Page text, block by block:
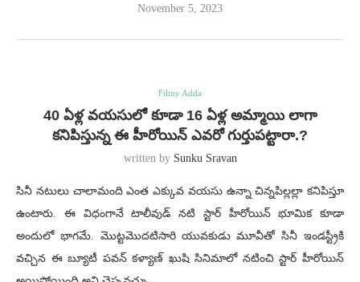
November 5, 2023
Filmy Adda
40 ఏళ్ల వయసులో కూడా 16 ఏళ్ల అమ్మాయి లాగా
కనిపిస్తున్న ఈ హీరోయిన్ ఎవరో గుర్తుపట్టారా.?
written by Sunku Sravan
సినీ నటులు చాలామంది ఎంత ఎక్కువ వయసు ఉన్నా చిన్నపిల్లల్లా కనిపిస్తూ
ఉంటారు. ఈ విధంగానే టాలీవుడ్ నటి స్టార్ హీరోయిన్ భూమిక కూడా
అందులో భాగమే. మొట్టమొదటిసారి యువకుడు మూవీతో సినీ ఇండస్ట్రీకి
వచ్చిన ఈ బ్యూటీ పవన్ కళ్యాణ్ ఖుషి సినిమాలో నటించి స్టార్ హీరోయిన్